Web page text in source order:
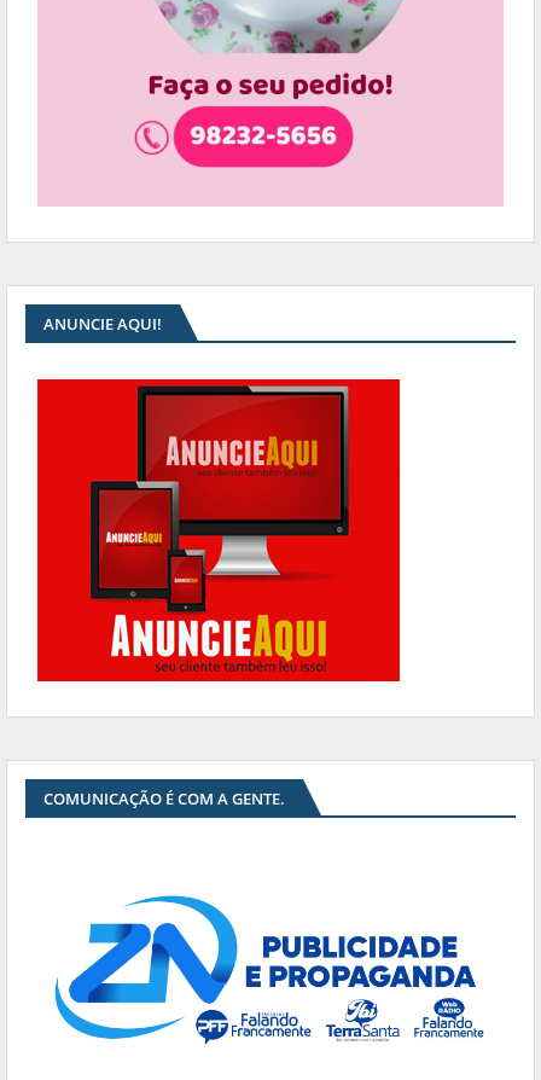
ANUNCIE AQUI!
COMUNICAÇÃO É COM A GENTE.